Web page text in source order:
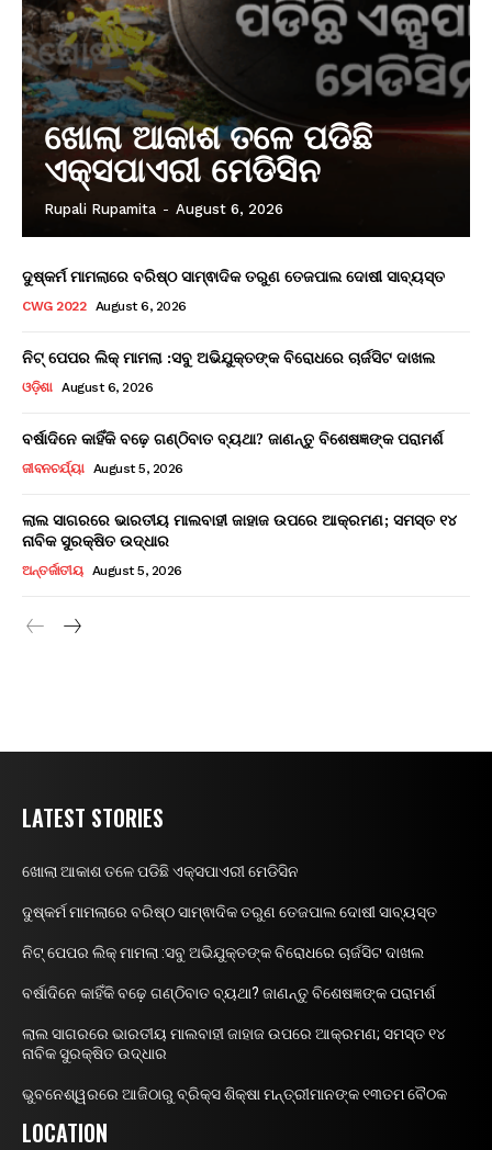
ଖୋଲା ଆକାଶ ତଳେ ପଡିଛି
ଏକ୍ସପାଏରୀ ମେଡିସିନ
Rupali Rupamita - August 6, 2026
ଦୁଷ୍କର୍ମ ମାମଲାରେ ବରିଷ୍ଠ ସାମ୍ଵାଦିକ ତରୁଣ ତେଜପାଲ ଦୋଷୀ ସାବ୍ୟସ୍ତ
CWG 2022 August 6, 2026
ନିଟ୍ ପେପର ଲିକ୍ ମାମଲା :ସବୁ ଅଭିଯୁକ୍ତଙ୍କ ବିରୋଧରେ ଚାର୍ଜସିଟ ଦାଖଲ
ଓଡ଼ିଶା August 6, 2026
ବର୍ଷାଦିନେ କାହିଁକି ବଢ଼େ ଗଣ୍ଠିବାତ ବ୍ୟଥା? ଜାଣନ୍ତୁ ବିଶେଷଜ୍ଞଙ୍କ ପରାମର୍ଶ
ଜୀବନଚର୍ଯ୍ୟା August 5, 2026
ଲାଲ ସାଗରରେ ଭାରତୀୟ ମାଲବାହୀ ଜାହାଜ ଉପରେ ଆକ୍ରମଣ; ସମସ୍ତ ୧୪
ନାବିକ ସୁରକ୍ଷିତ ଉଦ୍ଧାର
ଅନ୍ତର୍ଜାତୀୟ August 5, 2026
LATEST STORIES
ଖୋଲା ଆକାଶ ତଳେ ପଡିଛି ଏକ୍ସପାଏରୀ ମେଡିସିନ
ଦୁଷ୍କର୍ମ ମାମଲାରେ ବରିଷ୍ଠ ସାମ୍ଵାଦିକ ତରୁଣ ତେଜପାଲ ଦୋଷୀ ସାବ୍ୟସ୍ତ
ନିଟ୍ ପେପର ଲିକ୍ ମାମଲା :ସବୁ ଅଭିଯୁକ୍ତଙ୍କ ବିରୋଧରେ ଚାର୍ଜସିଟ ଦାଖଲ
ବର୍ଷାଦିନେ କାହିଁକି ବଢ଼େ ଗଣ୍ଠିବାତ ବ୍ୟଥା? ଜାଣନ୍ତୁ ବିଶେଷଜ୍ଞଙ୍କ ପରାମର୍ଶ
ଲାଲ ସାଗରରେ ଭାରତୀୟ ମାଲବାହୀ ଜାହାଜ ଉପରେ ଆକ୍ରମଣ; ସମସ୍ତ ୧୪
ନାବିକ ସୁରକ୍ଷିତ ଉଦ୍ଧାର
ଭୁବନେଶ୍ୱରରେ ଆଜିଠାରୁ ବ୍ରିକ୍ସ ଶିକ୍ଷା ମନ୍ତ୍ରୀମାନଙ୍କ ୧୩ତମ ବୈଠକ
LOCATION